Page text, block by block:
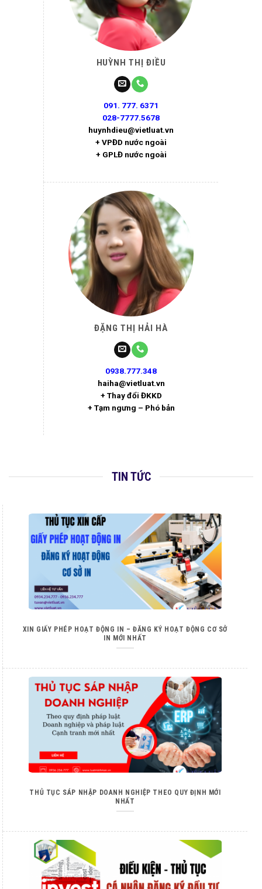
HUỲNH THỊ ĐIỀU
091. 777. 6371
028-7777.5678
huynhdieu@vietluat.vn
+ VPĐD nước ngoài
+ GPLĐ nước ngoài
ĐẶNG THỊ HẢI HÀ
0938.777.348
haiha@vietluat.vn
+ Thay đổi ĐKKD
+ Tạm ngưng – Phó bản
TIN TỨC
XIN GIẤY PHÉP HOẠT ĐỘNG IN – ĐĂNG KÝ HOẠT ĐỘNG CƠ SỞ
IN MỚI NHẤT
THỦ TỤC SÁP NHẬP DOANH NGHIỆP THEO QUY ĐỊNH MỚI
NHẤT